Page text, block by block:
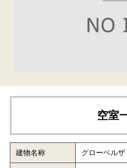
空室
建物名称 グローベル